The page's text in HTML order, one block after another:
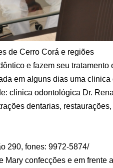
de Cerro Corá e regiões
e fazem seu tratamento
em alguns dias uma clinica
clinica odontológica Dr.
dentarias, restaurações,
290, fones: 9972-5874/
Mary confecções e em frente